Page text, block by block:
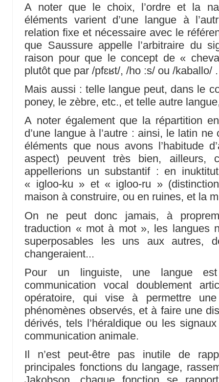
A noter que le choix, l’ordre et la
éléments varient d’une langue à
relation fixe et nécessaire avec le
que Saussure appelle l’arbitraire du
raison pour que le concept de «
plutôt que par /pfɛʁt/, /ho :s/ ou /kaballo/
Mais aussi : telle langue peut, dans le
poney, le zèbre, etc., et telle autre
A noter également que la répartition
d’une langue à l’autre : ainsi, le latin ne
éléments que nous avons l’habitude
aspect) peuvent très bien, ailleurs,
appellerions un substantif : en
« igloo-ku » et « igloo-ru »
maison à construire, ou en ruines, et la
On ne peut donc jamais, à
traduction « mot à mot », les langues
superposables les uns aux autres,
changeraient...
Pour un linguiste, une langue
communication vocal doublement
opératoire, qui vise à permettre
phénomènes observés, et à faire une
dérivés, tels l’héraldique ou les
communication animale.
Il n’est peut-être pas inutile de
principales fonctions du langage,